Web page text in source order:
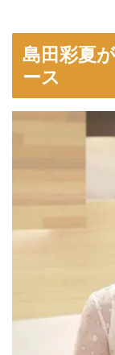
島田彩夏
ース